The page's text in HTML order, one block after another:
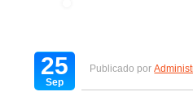
25
Sep
Publicado por